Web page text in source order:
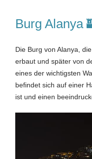
Burg Alanya
Die Burg von Alanya,
erbaut und später von
eines der wichtigsten
befindet sich auf einer
ist und einen